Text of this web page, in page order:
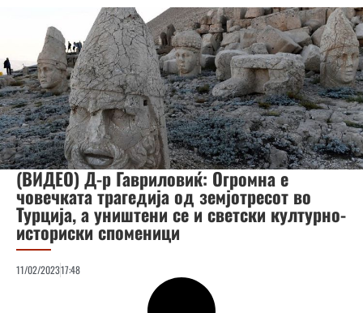
(ВИДЕО) Д-р Гавриловиќ: Огромна е
човечката трагедија од земјотресот во
Турција, а уништени се и светски културно-
историски споменици
11/02/202317:48